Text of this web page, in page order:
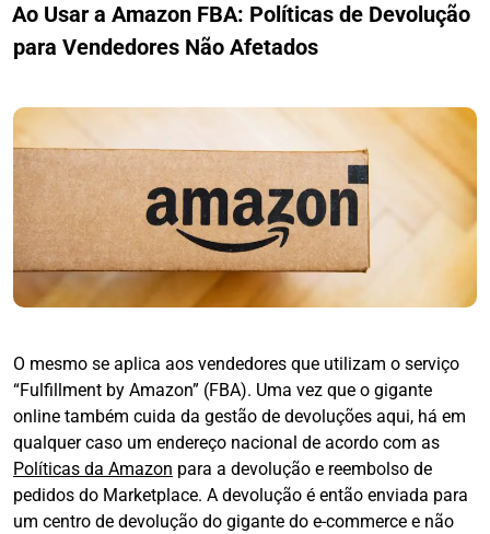
Ao Usar a Amazon FBA: Políticas de Devolução
para Vendedores Não Afetados
O mesmo se aplica aos vendedores que utilizam o serviço
“Fulfillment by Amazon” (FBA). Uma vez que o gigante
online também cuida da gestão de devoluções aqui, há em
qualquer caso um endereço nacional de acordo com as
Políticas da Amazon para a devolução e reembolso de
pedidos do Marketplace. A devolução é então enviada para
um centro de devolução do gigante do e-commerce e não